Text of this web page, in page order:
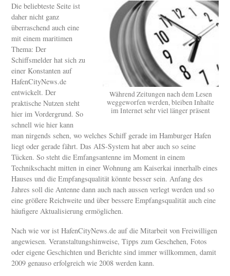
Während Zeitungen nach dem Lesen
weggeworfen werden, bleiben Inhalte
im Internet sehr viel länger präsent
Die beliebteste Seite ist
daher nicht ganz
überraschend auch eine
mit einem maritimen
Thema: Der
Schiffsmelder hat sich zu
einer Konstanten auf
HafenCityNews.de
entwickelt. Der
praktische Nutzen steht
hier im Vordergrund. So
schnell wie hier kann
man nirgends sehen, wo welches Schiff gerade im Hamburger Hafen
liegt oder gerade fährt. Das AIS-System hat aber auch so seine
Tücken. So steht die Emfangsantenne im Moment in einem
Technikschacht mitten in einer Wohnung am Kaiserkai innerhalb eines
Hauses und die Empfangsqualität könnte besser sein. Anfang des
Jahres soll die Antenne dann auch nach aussen verlegt werden und so
eine größere Reichweite und über bessere Empfangsqualität auch eine
häufigere Aktualisierung ermöglichen.
Nach wie vor ist HafenCityNews.de auf die Mitarbeit von Freiwilligen
angewiesen. Veranstaltungshinweise, Tipps zum Geschehen, Fotos
oder eigene Geschichten und Berichte sind immer willkommen, damit
2009 genauso erfolgreich wie 2008 werden kann.